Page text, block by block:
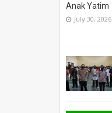
Anak Yatim
July 30, 2026